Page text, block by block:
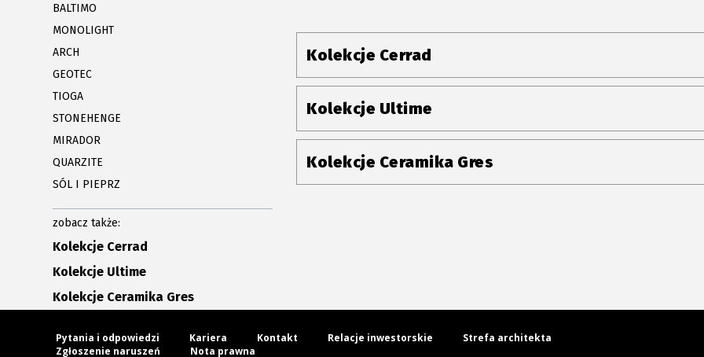
BALTIMO
MONOLIGHT
ARCH
GEOTEC
TIOGA
STONEHENGE
MIRADOR
QUARZITE
SÓL I PIEPRZ
zobacz także:
Kolekcje Cerrad
Kolekcje Ultime
Kolekcje Ceramika Gres
Kolekcje Cerrad
Kolekcje Ultime
Kolekcje Ceramika Gres
Pytania i odpowiedzi Kariera Kontakt Relacje inwestorskie
Strefa architekta
Zgłoszenie naruszeń
Nota prawna